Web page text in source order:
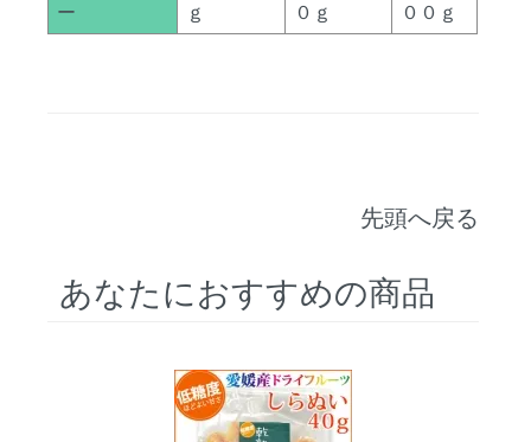
ー
ｇ
０ｇ
００ｇ
先頭へ戻る
あなたにおすすめの商品